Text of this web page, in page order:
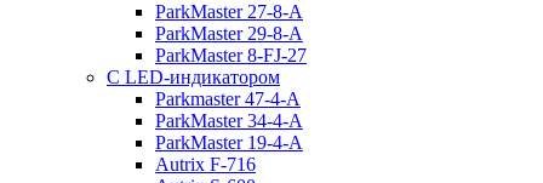
ParkMaster 27-8-A
ParkMaster 29-8-A
ParkMaster 8-FJ-27
С LED-индикатором
Parkmaster 47-4-A
ParkMaster 34-4-A
ParkMaster 19-4-A
Autrix F-716